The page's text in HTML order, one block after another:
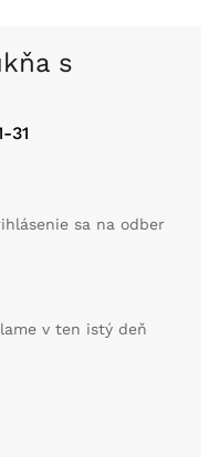
31
sa na odber
v ten istý deň